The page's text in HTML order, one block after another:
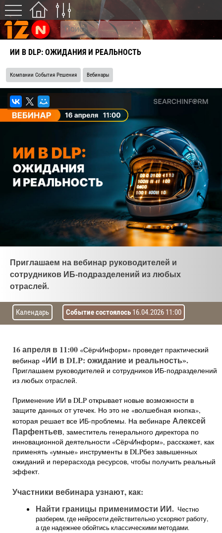
ИИ В DLP: ОЖИДАНИЯ И РЕАЛЬНОСТЬ
Компании События Решения Вебинары
Приглашаем на вебинар руководителей и
сотрудников ИБ-подразделений из любых
отраслей.
Событие состоялось 16.04.2026 11:00
Календарь
16 апреля в 11:00 «СёрчИнформ» проведет практический
вебинар «ИИ вDLP: ожидание и реальность».
Приглашаем руководителей и сотрудников ИБ-подразделений
из любых отраслей.
Применение ИИ в DLP открывает новые возможности в
защите данных от утечек. Но это не «волшебная кнопка»,
которая решает все ИБ-проблемы. На вебинаре Алексей
Парфентьев, заместитель генерального директора по
инновационной деятельности «СёрчИнформ», расскажет, как
применять «умные» инструменты в DLPбез завышенных
ожиданий и перерасхода ресурсов, чтобы получить реальный
эффект.
Участники вебинара узнают, как:
Найти границы применимости ИИ. Честно
разберем, где нейросети действительно ускоряют работу,
а где надежнее обойтись классическими методами.